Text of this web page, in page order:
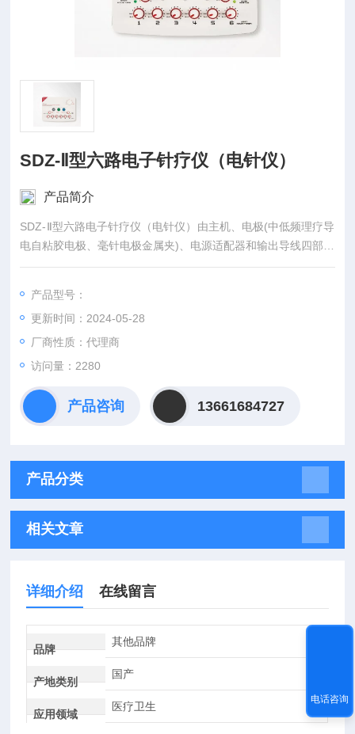
SDZ-Ⅱ型六路电子针疗仪（电针仪）
产品简介
SDZ-Ⅱ型六路电子针疗仪（电针仪）由主机、电极(中低频理疗导
电自粘胶电极、毫针电极金属夹)、电源适配器和输出导线四部分
组成，按结构和工作模式不同分为三种型号。
产品型号：
更新时间：2024-05-28
厂商性质：代理商
访问量：2280
产品咨询 13661684727
产品分类
相关文章
详细介绍 在线留言
品牌
其他品牌
产地类别
国产
应用领域
医疗卫生
电话咨询